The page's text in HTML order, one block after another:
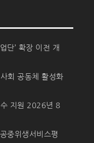
단’ 확장 이전 개
회 공동체 활성화
지원 2026년 8
중위생서비스평